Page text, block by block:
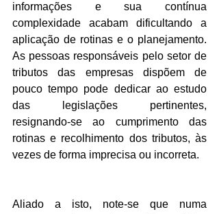
informações e sua contínua
complexidade acabam dificultando a
aplicação de rotinas e o planejamento.
As pessoas responsáveis pelo setor de
tributos das empresas dispõem de
pouco tempo pode dedicar ao estudo
das legislações pertinentes,
resignando-se ao cumprimento das
rotinas e recolhimento dos tributos, às
vezes de forma imprecisa ou incorreta.
Aliado a isto, note-se que numa